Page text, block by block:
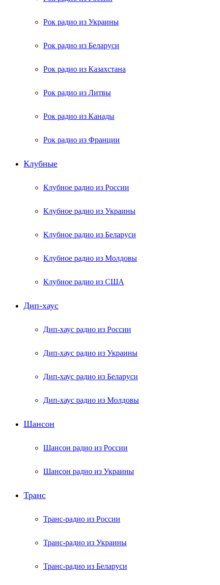
Рок радио из Украины
Рок радио из Беларуси
Рок радио из Казахстана
Рок радио из Литвы
Рок радио из Канады
Рок радио из Франции
Клубные
Клубное радио из России
Клубное радио из Украины
Клубное радио из Беларуси
Клубное радио из Молдовы
Клубное радио из США
Дип-хаус
Дип-хаус радио из России
Дип-хаус радио из Украины
Дип-хаус радио из Беларуси
Дип-хаус радио из Молдовы
Шансон
Шансон радио из России
Шансон радио из Украины
Транс
Транс-радио из России
Транс-радио из Украины
Транс-радио из Беларуси